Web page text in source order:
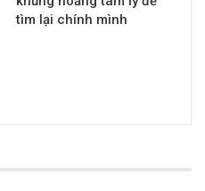
tìm lại chính mình